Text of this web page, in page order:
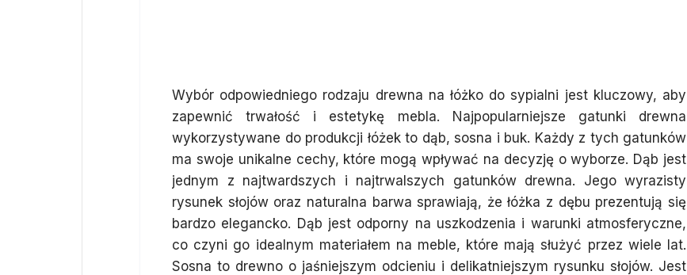
Wybór odpowiedniego rodzaju drewna na łóżko do sypialni jest kluczowy, aby
zapewnić trwałość i estetykę mebla. Najpopularniejsze gatunki drewna
wykorzystywane do produkcji łóżek to dąb, sosna i buk. Każdy z tych gatunków
ma swoje unikalne cechy, które mogą wpływać na decyzję o wyborze. Dąb jest
jednym z najtwardszych i najtrwalszych gatunków drewna. Jego wyrazisty
rysunek słojów oraz naturalna barwa sprawiają, że łóżka z dębu prezentują się
bardzo elegancko. Dąb jest odporny na uszkodzenia i warunki atmosferyczne,
co czyni go idealnym materiałem na meble, które mają służyć przez wiele lat.
Sosna to drewno o jaśniejszym odcieniu i delikatniejszym rysunku słojów. Jest